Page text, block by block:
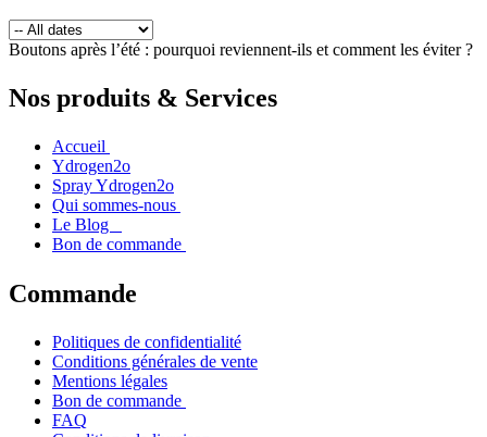
Boutons après l’été : pourquoi reviennent-ils et comment les éviter ?
Nos produits & Services
Accueil
Ydrogen2o
Spray Ydrogen2o
Qui sommes-nous
Le Blog
Bon de commande
Commande
Politiques de confidentialité
Conditions générales de vente
Mentions légales
Bon de commande
FAQ